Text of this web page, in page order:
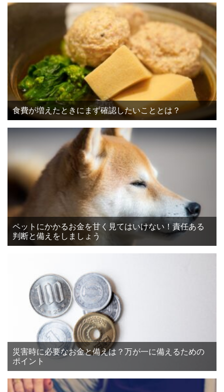
食費が増えたときにまず確認したいこととは？
ペットにかかるお金を甘く見てはいけない！責任ある
判断と備えをしましょう
災害時に必要なお金と備えは？万が一に備えるための
ポイント